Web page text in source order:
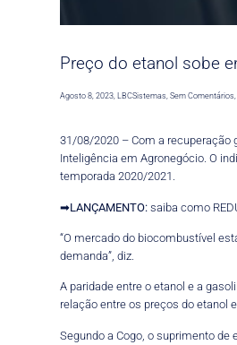
Preço do etanol sobe
Agosto 8, 2023 ,LBCSistemas Sem Comentários
31/08/2020 – Com a recuperação
Inteligência em Agronegócio. O
temporada 2020/2021.
➡LANÇAMENTO:saiba como
“O mercado do biocombustível
demanda”, diz.
A paridade entre o etanol e a
relação entre os preços do etanol
Segundo a Cogo, o suprimento